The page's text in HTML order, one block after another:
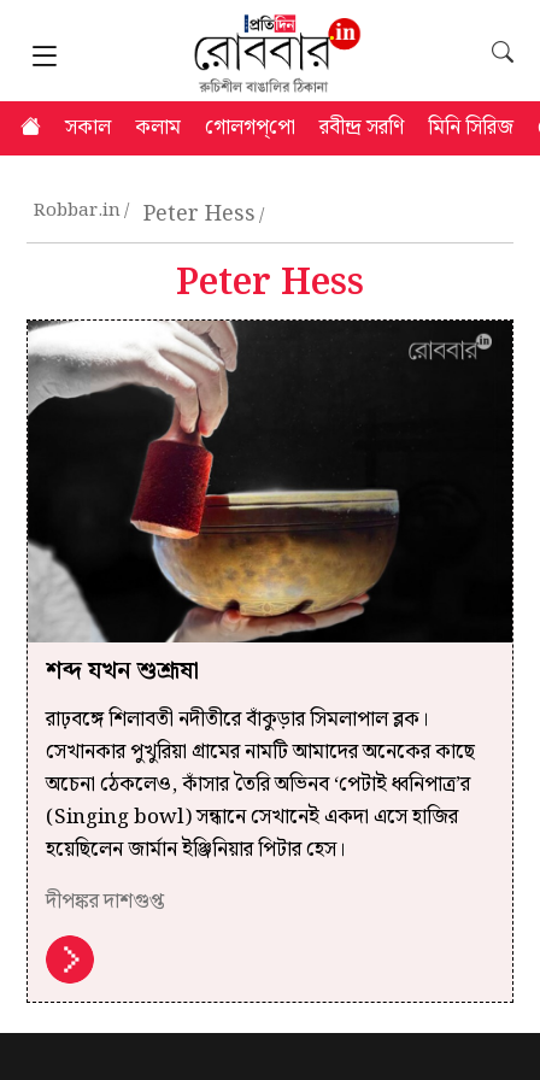
সকাল কলাম গোলগপ্‌পো রবীন্দ্র সরণি মিনি সিরিজ
Robbar.in Peter Hess
Peter Hess
শব্দ যখন শুশ্রূষা
রাঢ়বঙ্গে শিলাবতী নদীতীরে বাঁকুড়ার সিমলাপাল ব্লক।
সেখানকার পুখুরিয়া গ্রামের নামটি আমাদের অনেকের কাছে
অচেনা ঠেকলেও, কাঁসার তৈরি অভিনব ‘পেটাই ধ্বনিপাত্র’র
(Singing bowl) সন্ধানে সেখানেই একদা এসে হাজির
হয়েছিলেন জার্মান ইঞ্জিনিয়ার পিটার হেস।
দীপঙ্কর দাশগুপ্ত